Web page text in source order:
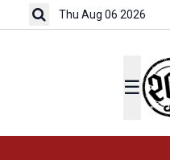
Thu Aug 06 2026
☰